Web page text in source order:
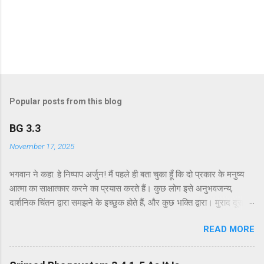
Popular posts from this blog
BG 3.3
November 17, 2025
भगवान ने कहा: हे निष्पाप अर्जुन! मैं पहले ही बता चुका हूँ कि दो प्रकार के मनुष्य
आत्मा का साक्षात्कार करने का प्रयास करते हैं। कुछ लोग इसे अनुभवजन्य,
दार्शनिक चिंतन द्वारा समझने के इच्छुक होते हैं, और कुछ भक्ति द्वारा। मुराद दूसरे
कर्मयोग या बुद्धियोग। इस श्लोक में भगवान इसे और भी स्पष्ट रूप से समझाते हैं।
सांख्ययोग, अर्थात् आत्मा और पदार्थ की प्रकृति का विश्लेषणात्मक अध्ययन, उन
लोगों के लिए विषय है जो प्रयोगात्मक ज्ञान और दर्शन द्वारा अनुमान लगाने और
READ MORE